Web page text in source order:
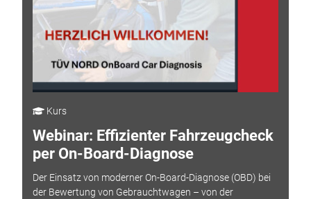
Kurs
Webinar: Effizienter Fahrzeugcheck
per On-Board-Diagnose
Der Einsatz von moderner On-Board-Diagnose (OBD) bei
der Bewertung von Gebrauchtwagen – von der